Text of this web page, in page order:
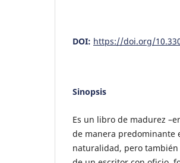
DOI: https://doi.org/
Sinopsis
Es un libro de madurez
de manera predominante
naturalidad, pero